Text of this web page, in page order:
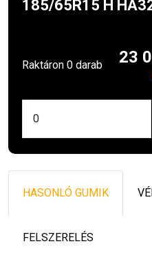
185/65R15 H
Raktáron 0 darab 23
HASONLÓ GUMIK
FELSZERELÉS